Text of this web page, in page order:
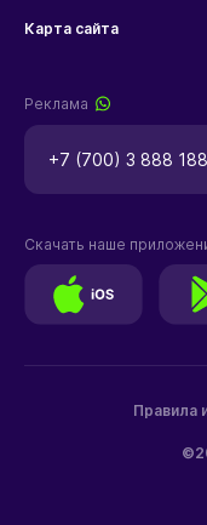
Карта сайта
Реклама
+7 (700) 3 888 188
Правила
Скачать наше